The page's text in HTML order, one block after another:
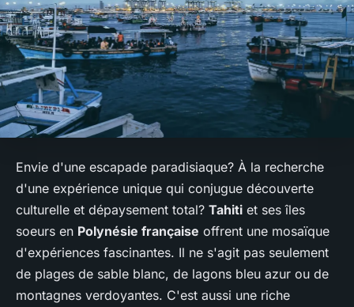
Envie d'une escapade paradisiaque? À la recherche
d'une expérience unique qui conjugue découverte
culturelle et dépaysement total? Tahiti et ses îles
soeurs en Polynésie française offrent une mosaïque
d'expériences fascinantes. Il ne s'agit pas seulement
de plages de sable blanc, de lagons bleu azur ou de
montagnes verdoyantes. C'est aussi une riche